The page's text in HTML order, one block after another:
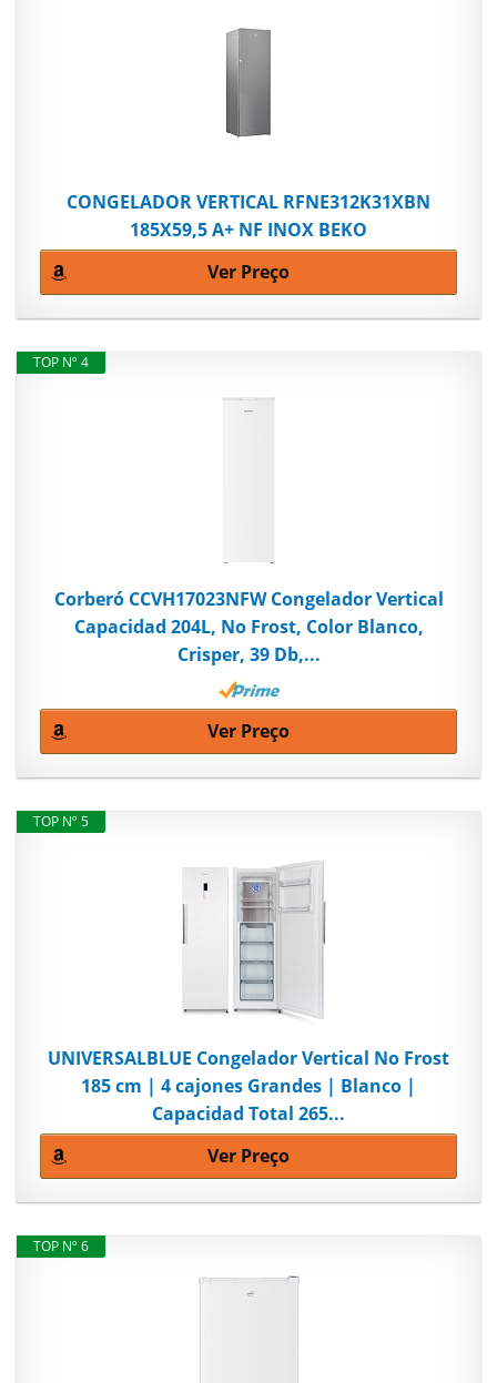
CONGELADOR VERTICAL RFNE312K31XBN
185X59,5 A+ NF INOX BEKO
Ver Preço
TOP Nº 4
Corberó CCVH17023NFW Congelador Vertical
Capacidad 204L, No Frost, Color Blanco,
Crisper, 39 Db,...
Ver Preço
TOP Nº 5
UNIVERSALBLUE Congelador Vertical No Frost
185 cm | 4 cajones Grandes | Blanco |
Capacidad Total 265...
Ver Preço
TOP Nº 6